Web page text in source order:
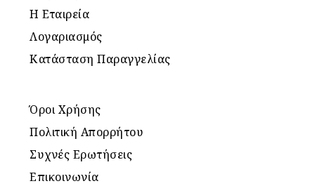
Η Εταιρεία
Λογαριασμός
Κατάσταση Παραγγελίας
Όροι Χρήσης
Πολιτική Απορρήτου
Συχνές Ερωτήσεις
Επικοινωνία